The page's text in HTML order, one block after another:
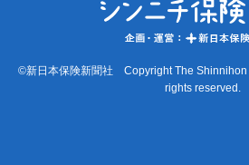
©新日本保険新聞社 Copyright The Shinnihon
rights reserved.